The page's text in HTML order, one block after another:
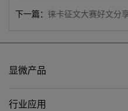
下一篇： 徕卡征文大赛好文分
显微产品
行业应用